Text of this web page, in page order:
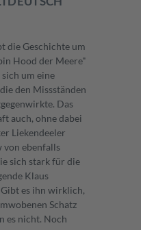
die Geschichte um
Hood der Meere"
um eine
den Missständen
Das
auch, ohne dabei
Liekendeeler
von ebenfalls
sich stark für die
Klaus
es ihn wirklich,
Schatz
es nicht. Noch